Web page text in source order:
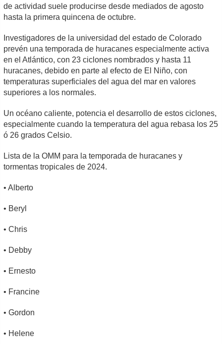
de actividad suele producirse desde mediados de agosto
hasta la primera quincena de octubre.
Investigadores de la universidad del estado de Colorado
prevén una temporada de huracanes especialmente activa
en el Atlántico, con 23 ciclones nombrados y hasta 11
huracanes, debido en parte al efecto de El Niño, con
temperaturas superficiales del agua del mar en valores
superiores a los normales.
Un océano caliente, potencia el desarrollo de estos ciclones,
especialmente cuando la temperatura del agua rebasa los 25
ó 26 grados Celsio.
Lista de la OMM para la temporada de huracanes y
tormentas tropicales de 2024.
• Alberto
• Beryl
• Chris
• Debby
• Ernesto
• Francine
• Gordon
• Helene